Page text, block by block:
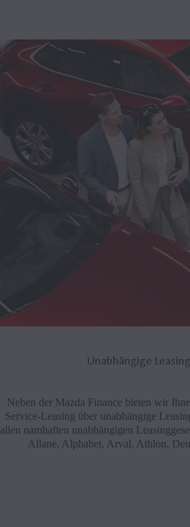
Unabhängige
Neben der Mazda Finance bieten wir
Service-Leasing über unabhängige
allen namhaften unabhängigen
Allane, Alphabet, Arval, Athlon,